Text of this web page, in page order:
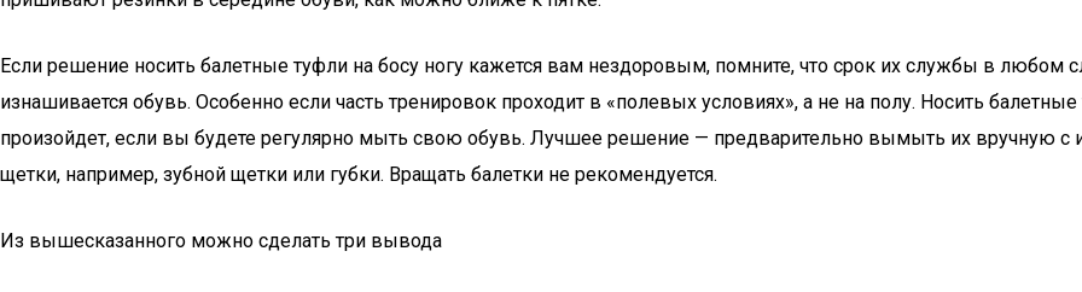
Если решение носить балетные туфли на босу ногу кажется вам нездоровым, помните, что срок их службы в любом
изнашивается обувь. Особенно если часть тренировок проходит в «полевых условиях», а не на полу. Носить
произойдет, если вы будете регулярно мыть свою обувь. Лучшее решение — предварительно вымыть их вручную
щетки, например, зубной щетки или губки. Вращать балетки не рекомендуется.
Из вышесказанного можно сделать три вывода